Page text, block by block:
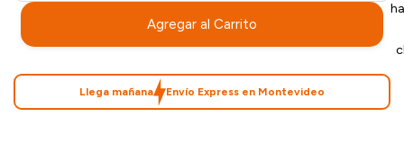
Agregar al Carrito
Llega mañana Envío Express en Montevideo